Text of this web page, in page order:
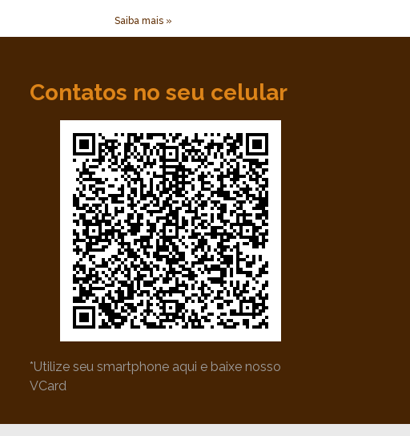
Saiba mais »
Contatos no seu celular
*Utilize seu smartphone aqui e baixe nosso
VCard